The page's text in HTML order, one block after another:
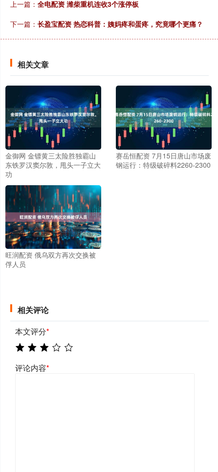
上一篇： 全电配资 潍柴重机连收3个涨停板
下一篇： 长盈宝配资 热恋科普：姨妈疼和蛋疼，究竟哪个更痛？
相关文章
金御网 金镖黄三太险胜独霸山
东铁罗汉窦尔敦，甩头一子立大
功
赛岳恒配资 7月15日唐山市场废
钢运行：特级破碎料2260-2300
旺润配资 俄乌双方再次交换被
俘人员
相关评论
本文评分*
评论内容*